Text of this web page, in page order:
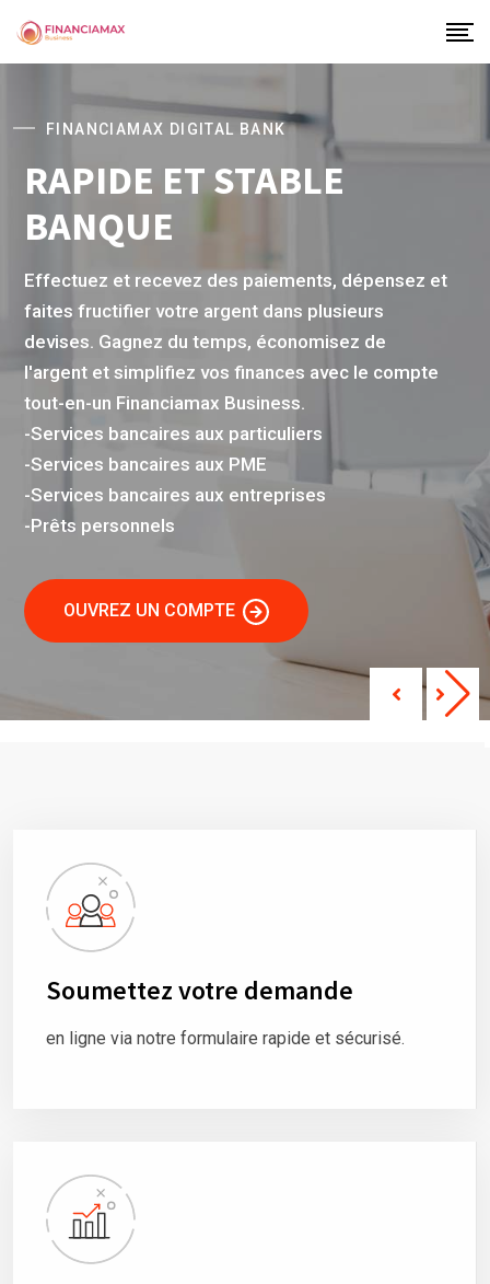
FINANCIAMAX DIGITAL BANK
RAPIDE ET STABLE
BANQUE
Effectuez et recevez des paiements, dépensez et
faites fructifier votre argent dans plusieurs
devises. Gagnez du temps, économisez de
l'argent et simplifiez vos finances avec le compte
tout-en-un Financiamax Business.
-Services bancaires aux particuliers
-Services bancaires aux PME
-Services bancaires aux entreprises
-Prêts personnels
OUVREZ UN COMPTE
Soumettez votre demande
en ligne via notre formulaire rapide et sécurisé.